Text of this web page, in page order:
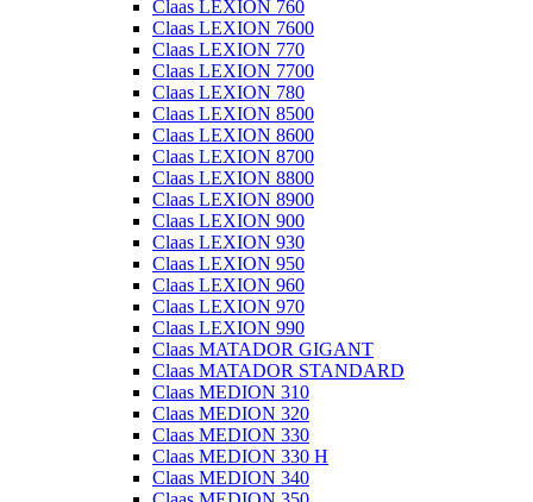
Claas LEXION 760
Claas LEXION 7600
Claas LEXION 770
Claas LEXION 7700
Claas LEXION 780
Claas LEXION 8500
Claas LEXION 8600
Claas LEXION 8700
Claas LEXION 8800
Claas LEXION 8900
Claas LEXION 900
Claas LEXION 930
Claas LEXION 950
Claas LEXION 960
Claas LEXION 970
Claas LEXION 990
Claas MATADOR GIGANT
Claas MATADOR STANDARD
Claas MEDION 310
Claas MEDION 320
Claas MEDION 330
Claas MEDION 330 H
Claas MEDION 340